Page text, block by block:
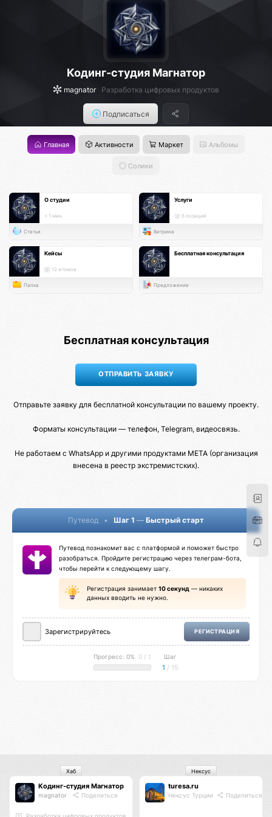
Кодинг-студия Магнатор
magnator Разработка цифровых продуктов
Подписаться
Главная Активности Маркет Альбомы
Солики
О студии
< 1 мин.
Статья
Услуги
6 позиций
Витрина
Кейсы
12 атомов
Папка
Бесплатная консультация
Предложение
Бесплатная консультация
Отправьте заявку для бесплатной консультации по вашему проекту.
Форматы консультации — телефон, Telegram, видеосвязь.
Не работаем с WhatsApp и другими продуктами META (организация
внесена в реестр экстремистских).
Путевод • Шаг 1 — Быстрый старт
Путевод познакомит вас с платформой и поможет быстро
разобраться. Пройдите регистрацию через телеграм-бота,
чтобы перейти к следующему шагу.
Регистрация занимает 10 секунд — никаких
данных вводить не нужно.
Зарегистрируйтесь РЕГИСТРАЦИЯ
Прогресс: 0% 0 / 1 Шаг
1 / 15
Кодинг-студия Магнатор
magnator Поделиться
Хаб
turesa.ru
Нексус Турции Поделиться
Нексус